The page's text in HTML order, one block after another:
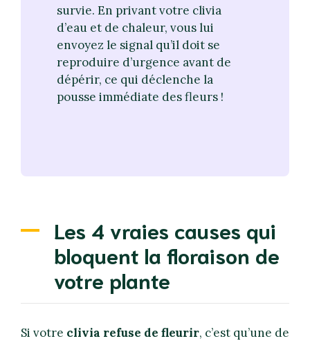
survie. En privant votre clivia
d’eau et de chaleur, vous lui
envoyez le signal qu’il doit se
reproduire d’urgence avant de
dépérir, ce qui déclenche la
pousse immédiate des fleurs !
Les 4 vraies causes qui
bloquent la floraison de
votre plante
Si votre clivia refuse de fleurir, c’est qu’une de